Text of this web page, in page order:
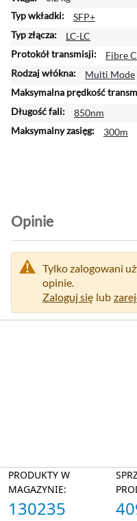
c
e
j
n
f
o
m
a
SFP+
LC-LC
Fibre
Multi Mode
850nm
300m
Opinie
Tylko zalogowani
opinie.
Zaloguj się lub
PRODUKTY W
MAGAZYNIE:
130235